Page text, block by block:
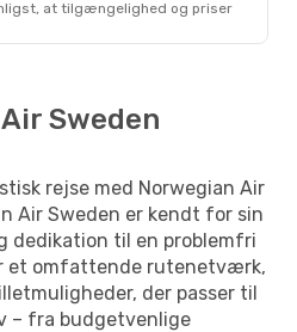
at tilgængelighed og priser
Sweden
rejse med Norwegian Air
Air Sweden er kendt for sin
dedikation til en problemfri
et omfattende rutenetværk,
der passer til
– fra budgetvenlige